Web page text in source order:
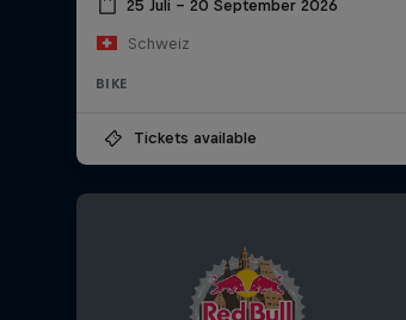
25 Juli – 20 September 2026
Schweiz
BIKE
Tickets available